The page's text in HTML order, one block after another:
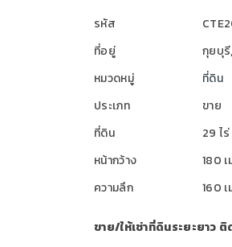
รหัส
ที่อยู่
กุยบุ
หมวดหมู่
ที่ดิน
ประเภท
ขาย
ที่ดิน
29 ไ
หน้ากว้าง
180
ความลึก
160
ขาย/ให้เช่าที่ดินระยะยาว